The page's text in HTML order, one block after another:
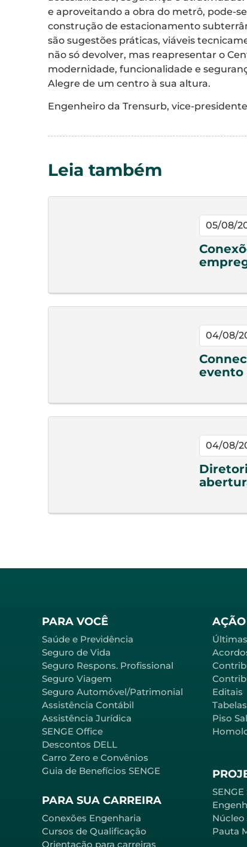
e aproveitando a obra do metrô, pode-
construção de estacionamento
são sugestões práticas, viáveis
não só devolver, mas reapresentar o
modernidade, funcionalidade e
Alegre de um centro à sua altura.
Engenheiro da Trensurb, vice-
Leia também
05/08/
04/08/
evento
04/08/
PARA VOCÊ
Saúde e Previdência
Seguro de Vida
Seguro Respons. Profissional
Seguro Viagem
Seguro Automóvel/Patrimonial
Assistência Contábil
Assistência Jurídica
SENGE Office
Descontos DELL
Carro Zero e Convênios
Guia de Benefícios SENGE
PARA SUA CARREIRA
Conexões Engenharia
Cursos de Qualificação
Orientação para carreiras
Editais
Piso
Núcleo
Pauta